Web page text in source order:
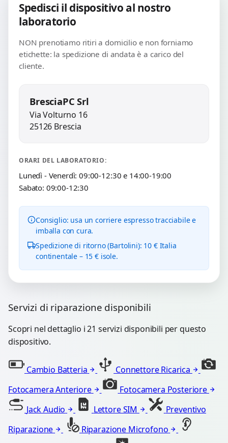
Spedisci il dispositivo al nostro
laboratorio
NON prenotiamo ritiri a domicilio e non forniamo
etichette: la spedizione di andata è a carico del
cliente.
BresciaPC Srl
Via Volturno 16
25126 Brescia
ORARI DEL LABORATORIO:
Lunedì - Venerdì: 09:00-12:30 e 14:00-19:00
Sabato: 09:00-12:30
Consiglio: usa un corriere espresso tracciabile e
imballa con cura.
Spedizione di ritorno (Bartolini): 10 € Italia
continentale – 15 € isole.
Servizi di riparazione disponibili
Scopri nel dettaglio i 21 servizi disponibili per questo
dispositivo.
Cambio Batteria
Connettore Ricarica
Fotocamera Anteriore
Fotocamera Posteriore
Jack Audio
Lettore SIM
Preventivo
Riparazione
Riparazione Microfono